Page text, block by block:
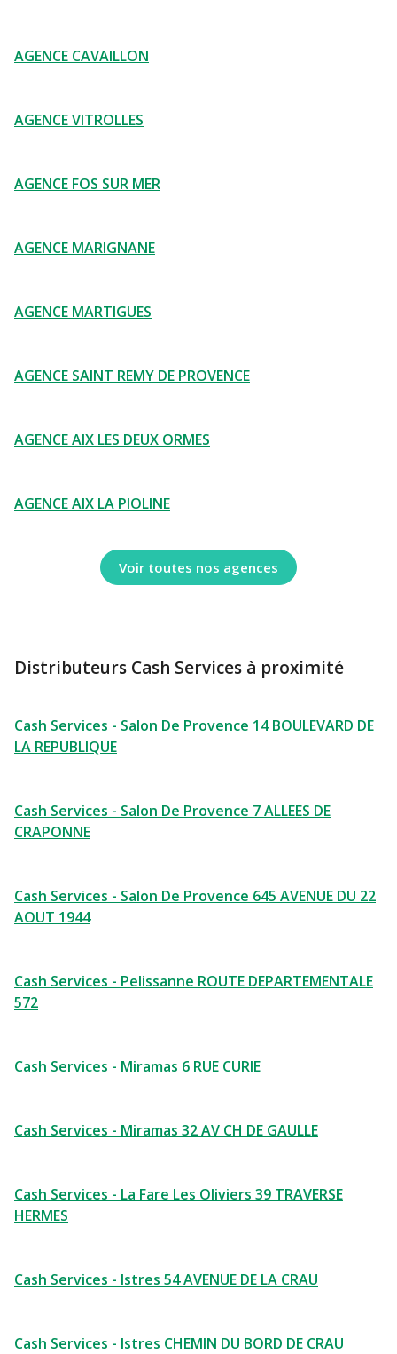
AGENCE CAVAILLON
AGENCE VITROLLES
AGENCE FOS SUR MER
AGENCE MARIGNANE
AGENCE MARTIGUES
AGENCE SAINT REMY DE PROVENCE
AGENCE AIX LES DEUX ORMES
AGENCE AIX LA PIOLINE
Voir toutes nos agences
Distributeurs Cash Services à proximité
Cash Services - Salon De Provence 14 BOULEVARD DE
LA REPUBLIQUE
Cash Services - Salon De Provence 7 ALLEES DE
CRAPONNE
Cash Services - Salon De Provence 645 AVENUE DU 22
AOUT 1944
Cash Services - Pelissanne ROUTE DEPARTEMENTALE
572
Cash Services - Miramas 6 RUE CURIE
Cash Services - Miramas 32 AV CH DE GAULLE
Cash Services - La Fare Les Oliviers 39 TRAVERSE
HERMES
Cash Services - Istres 54 AVENUE DE LA CRAU
Cash Services - Istres CHEMIN DU BORD DE CRAU